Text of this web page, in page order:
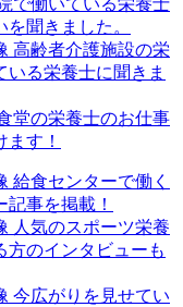
で働いている栄養士
聞きました。
高齢者介護施設の栄
る栄養士に聞きま
堂の栄養士のお仕事
す！
給食センターで働く
事を掲載！
人気のスポーツ栄養
方のインタビューも
今広がりを見せてい